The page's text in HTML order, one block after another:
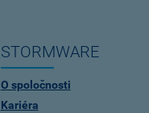
STORMWARE
O spoločnosti
Kariéra